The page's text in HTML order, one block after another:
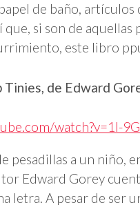
de baño, artículos
que, si son de
este libro
Tinies, de Edward
watch?v=1I-
pesadillas a un niño,
Edward Gorey
letra. A pesar de ser